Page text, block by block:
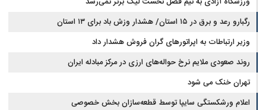
رگبارو رعد و برق در ۱۵ استان/ هشدار وزش باد برای ۱۳ استان‌
وزیر ارتباطات به اپراتورهای گران فروش هشدار داد
روند صعودی ملایم نرخ حواله‌های ارزی در مرکز مبادله ایران
تهران خنک می شود
اعلام ورشکستگی سایپا توسط قطعه‌سازان بخش خصوصی